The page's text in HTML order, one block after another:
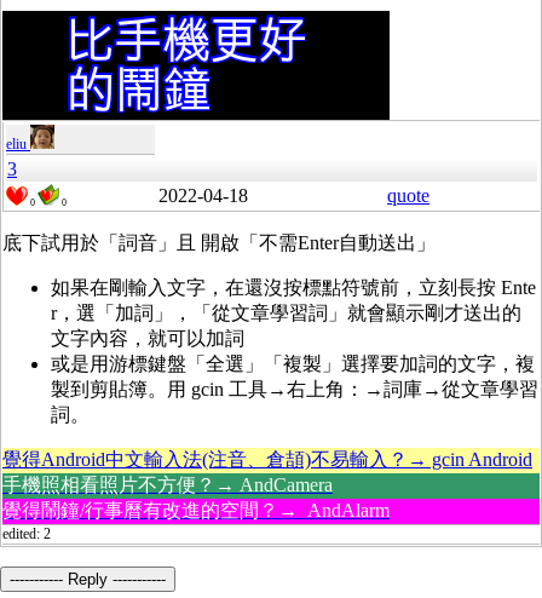
eliu
3
0 0 2022-04-18 quote
底下試用於「詞音」且 開啟「不需Enter自動送出」
如果在剛輸入文字，在還沒按標點符號前，立刻長按 Ente
r，選「加詞」，「從文章學習詞」就會顯示剛才送出的
文字內容，就可以加詞
或是用游標鍵盤「全選」「複製」選擇要加詞的文字，複
製到剪貼簿。用 gcin 工具→右上角：→詞庫→從文章學習
詞。
覺得Android中文輸入法(注音、倉頡)不易輸入？→ gcin Android
手機照相看照片不方便？→ AndCamera
覺得鬧鐘/行事曆有改進的空間？→ AndAlarm
edited: 2
----------- Reply -----------